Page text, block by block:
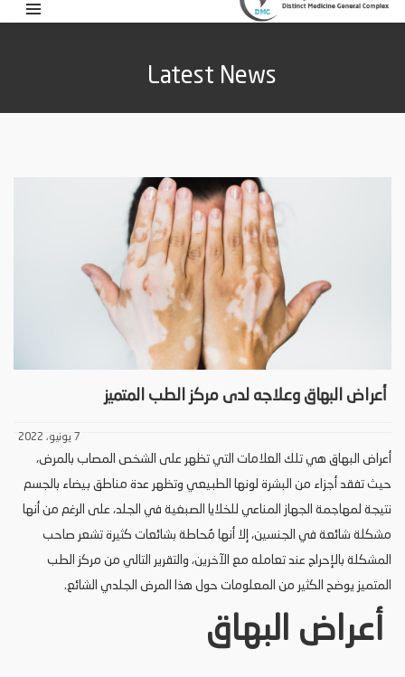
Latest News
أعراض البهاق وعلاجه لدى مركز الطب المتميز
7 يونيو، 2022
أعراض البهاق هي تلك العلامات التي تظهر على الشخص المصاب بالمرض،
حيث تفقد أجزاء من البشرة لونها الطبيعي وتظهر عدة مناطق بيضاء بالجسم
نتيجة لمهاجمة الجهاز المناعي للخلايا الصبغية في الجلد، على الرغم من أنها
مشكلة شائعة في الجنسين، إلا أنها مُحاطة بشائعات كثيرة تشعر صاحب
المشكلة بالإحراج عند تعامله مع الآخرين، والتقرير التالي من مركز الطب
المتميز يوضح الكثير من المعلومات حول هذا المرض الجلدي الشائع.
أعراض البهاق